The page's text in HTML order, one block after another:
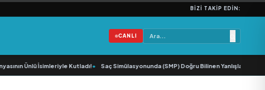
BIZI TAKIP EDIN:
CANLI
Ünlü İsimleriyle Kutladı!• Saç Simülasyonunda (SMP) Doğru Bilinen Yanlışlar ve